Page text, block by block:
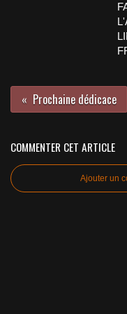
Prochaine dédicace
COMMENTER CET ARTICLE
Ajouter un